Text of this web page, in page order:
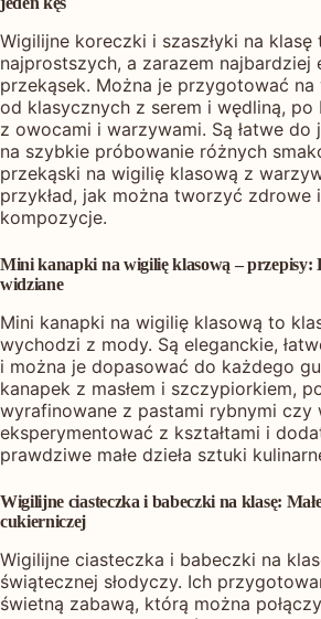
Wigilijne koreczki i szaszłyki na klasę
najprostszych, a zarazem najbardziej
przekąsek. Można je przygotować
od klasycznych z serem i wędliną, po
z owocami i warzywami. Są łatwe do
na szybkie próbowanie różnych
przekąski na wigilię klasową z
przykład, jak można tworzyć zdrowe
kompozycje.
Mini kanapki na wigilię klasową – przepisy:
widziane
Mini kanapki na wigilię klasową to
wychodzi z mody. Są eleganckie,
i można je dopasować do każdego
kanapek z masłem i szczypiorkiem,
wyrafinowane z pastami rybnymi czy
eksperymentować z kształtami i
prawdziwe małe dzieła sztuki
Wigilijne ciasteczka i babeczki na klasę:
cukierniczej
Wigilijne ciasteczka i babeczki na
świątecznej słodyczy. Ich
świetną zabawą, którą można